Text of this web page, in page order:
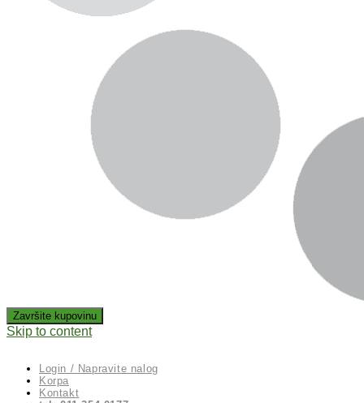
Skip to content
Login / Napravite nalog
Korpa
Kontakt